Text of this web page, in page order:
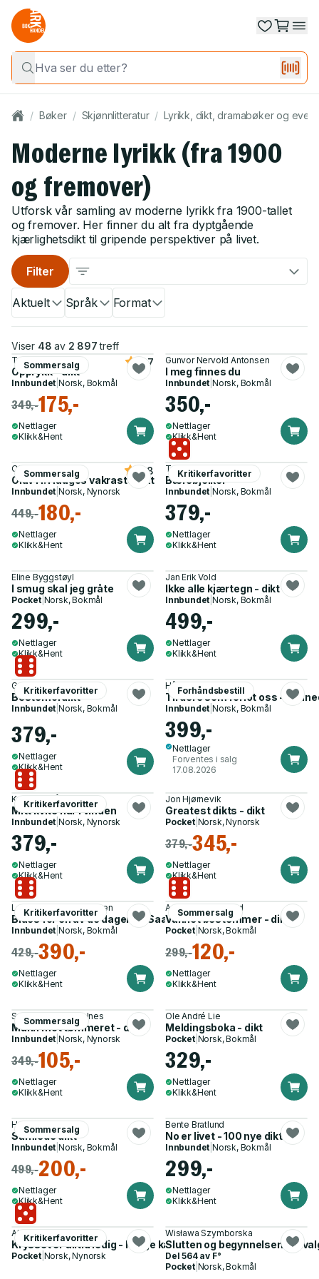
/ Bøker / Skjønnlitteratur / Lyrikk, dikt, dramabøker og
Moderne lyrikk (fra 1900
og fremover)
Utforsk vår samling av moderne lyrikk fra 1900-tallet
og fremover. Her finner du alt fra dyptgående
kjærlighetsdikt til gripende perspektiver på livet.
Aktuelt Språk Format
Filter
Viser 48 av 2 897 treff
Sommersalg
Trygve Skaug
Opprykk - dikt
4.7
Innbundet |Norsk, Bokmål
349,-175,-
Nettlager
Klikk&Hent
Gunvor Nervold Antonsen
I meg finnes du
Innbundet |Norsk, Bokmål
350,-
Nettlager
Klikk&Hent
Sommersalg
Olav H. Hauge
Olav H. Hauges vakraste dikt
4.8
Innbundet |Norsk, Nynorsk
449,-180,-
Nettlager
Klikk&Hent
Kritikerfavoritter
Trygve Skaug
Bærebjelker
Innbundet |Norsk, Bokmål
379,-
Nettlager
Klikk&Hent
Eline Byggstøyl
I smug skal jeg gråte
Pocket| Norsk, Bokmål
299,-
Nettlager
Klikk&Hent
Jan Erik Vold
Ikke alle kjærtegn - dikt
Innbundet |Norsk, Bokmål
499,-
Nettlager
Klikk&Hent
Kritikerfavoritter
Gro Dahle
Bestemordikt
Innbundet |Norsk, Bokmål
379,-
Nettlager
Klikk&Hent
Forhåndsbestill
Håvard Rem
Til dere som forlot oss -
Innbundet |Norsk, Bokmål
399,-
Nettlager
Forventes i salg
17.08.2026
Kritikerfavoritter
Knut Ødegård
Mitt kvite hår i vinden
Innbundet |Norsk, Nynorsk
379,-
Nettlager
Klikk&Hent
Jon Hjørnevik
Greatest dikts - dikt
Pocket| Norsk, Nynorsk
379,-345,-
Nettlager
Klikk&Hent
Kritikerfavoritter
Lars Saabye Christensen
Blues for en av de dagene - Saabyes sanger
Innbundet |Norsk, Bokmål
429,-390,-
Nettlager
Klikk&Hent
Sommersalg
Annabelle Despard
Vannet bestemmer - dikt
Pocket| Norsk, Bokmål
299,-120,-
Nettlager
Klikk&Hent
Sommersalg
Svanhild Amdal Telnes
Munn mot tømmeret - dikt
Innbundet |Norsk, Nynorsk
349,-105,-
Nettlager
Klikk&Hent
Ole André Lie
Meldingsboka - dikt
Pocket| Norsk, Bokmål
329,-
Nettlager
Klikk&Hent
Sommersalg
Hans Børli
Samlede dikt
Innbundet |Norsk, Bokmål
499,-200,-
Nettlager
Klikk&Hent
Bente Bratlund
No er livet - 100 nye dikt
Innbundet |Norsk, Bokmål
299,-
Nettlager
Klikk&Hent
Kritikerfavoritter
Alf Kjetil Walgermo
Krysset er alltid ledig - Norge kan vinne VM og andre dikt
Pocket| Norsk, Nynorsk
Wisława Szymborska
Slutten og begynnelsen -
Del 564 av F°
Pocket| Norsk, Bokmål